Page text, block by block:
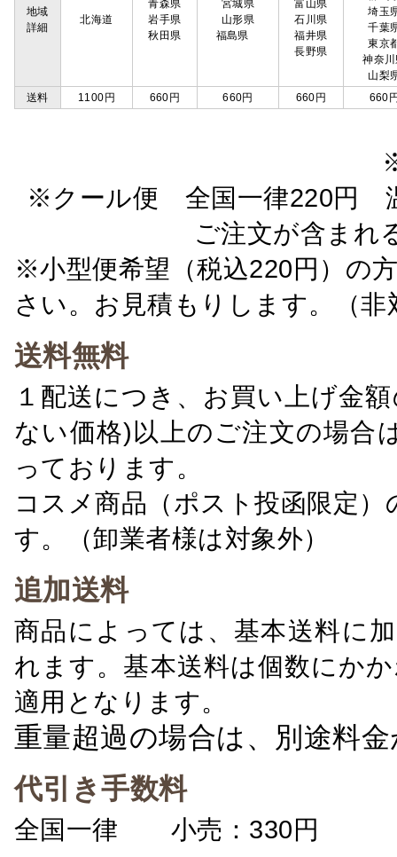
地域
詳細
北海道
青森県
岩手県
秋田県
宮城県
山形県
福島県
富山県
石川県
福井県
長野県
埼玉
千葉
東京
神奈
山梨
送料
1100円 660円 660円 660円 660
※クール便 全国一律220円
ご注文が含ま
※小型便希望（税込220円）の
さい。お見積もりします。（非
送料無料
１配送につき、お買い上げ金
ない価格)以上のご注文の場合
っております。
コスメ商品（ポスト投函限定
す。（卸業者様は対象外）
追加送料
商品によっては、基本送料に
れます。基本送料は個数にか
適用となります。
重量超過の場合は、別途料
代引き手数料
全国一律 小売：330円 卸